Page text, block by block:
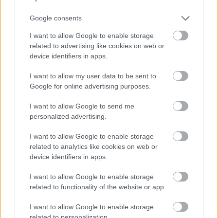
Google consents
I want to allow Google to enable storage
related to advertising like cookies on web or
device identifiers in apps.
I want to allow my user data to be sent to
Google for online advertising purposes.
I want to allow Google to send me
personalized advertising.
I want to allow Google to enable storage
related to analytics like cookies on web or
device identifiers in apps.
I want to allow Google to enable storage
related to functionality of the website or app.
I want to allow Google to enable storage
تساعد هذه الألياف أيضاً في إنتاج الأحماض الدهنية قصيرة
السلسلة، والتي بدورها تُخفف الالتهابات في الأمعاء، مما
يُساعد على الوقاية من مشاكل الجهاز الهضمي والحفاظ على
تناول جوز المكاديميا يُحسّن صحة الأمعاء بشكل ملحوظ. فهو
على أداء وظائفه بشكل سليم.
خصائص محتملة لمكافحة السرطان
تكتسب جوز المكاديميا اهتمامًا متزايدًا لدورها المحتمل في
مكافحة السرطان. فهي تحتوي على التوكوترينولات، وهي نوع